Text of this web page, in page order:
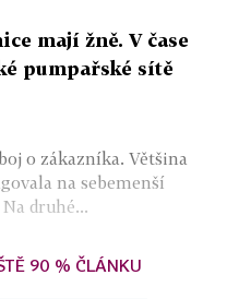
mají žně. V čase
pumpařské sítě
o zákazníka. Většina
na sebemenší
druhé...
90 % ČLÁNKU